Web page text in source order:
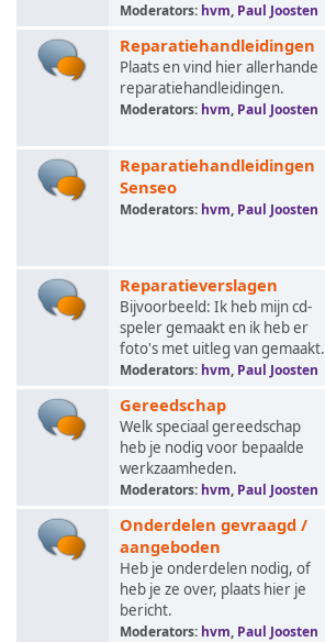
Moderators: hvm, Paul Joosten
Reparatiehandleidingen
Plaats en vind hier allerhande
reparatiehandleidingen.
Moderators: hvm, Paul Joosten
Reparatiehandleidingen
Senseo
Moderators: hvm, Paul Joosten
Reparatieverslagen
Bijvoorbeeld: Ik heb mijn cd-
speler gemaakt en ik heb er
foto's met uitleg van gemaakt.
Moderators: hvm, Paul Joosten
Gereedschap
Welk speciaal gereedschap
heb je nodig voor bepaalde
werkzaamheden.
Moderators: hvm, Paul Joosten
Onderdelen gevraagd /
aangeboden
Heb je onderdelen nodig, of
heb je ze over, plaats hier je
bericht.
Moderators: hvm, Paul Joosten